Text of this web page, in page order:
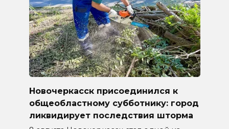
Новочеркасск присоединился к
общеобластному субботнику: город
ликвидирует последствия шторма